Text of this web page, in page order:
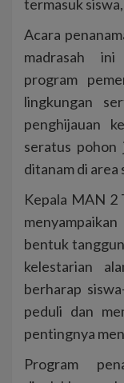
termasuk
Acara
madrasah
program
lingkungan
penghijauan
seratus pohon
ditanam di area
Kepala MAN 2
bentuk
kelestarian
berharap
peduli dan
pentingnya
Program